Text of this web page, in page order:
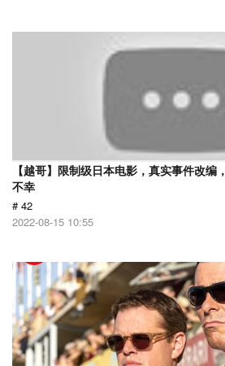
【越哥】限制级日本电影，真实事件改编
不幸
# 42
2022-08-15 10:55